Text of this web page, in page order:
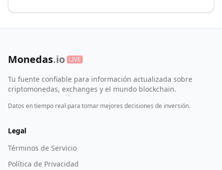
Monedas.io LIVE
Tu fuente confiable para información actualizada sobre
criptomonedas, exchanges y el mundo blockchain.
Datos en tiempo real para tomar mejores decisiones de inversión.
Legal
Términos de Servicio
Política de Privacidad